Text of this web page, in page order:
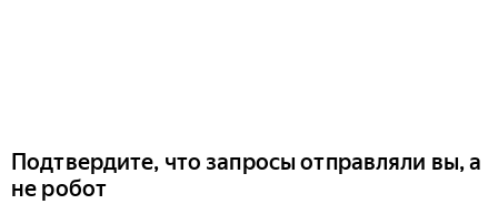
Подтвердите, что запросы отправляли вы, а
не робот